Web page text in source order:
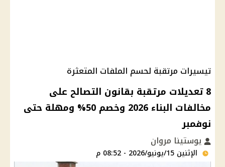
تيسيرات مرتقبة لحسم الملفات المتعثرة
8 تعديلات مرتقبة بقانون التصالح على
مخالفات البناء 2026 وخصم 50% ومهلة حتى
نوفمبر
يوستينا مروان
الإثنين 15/يونيو/2026 - 08:52 م